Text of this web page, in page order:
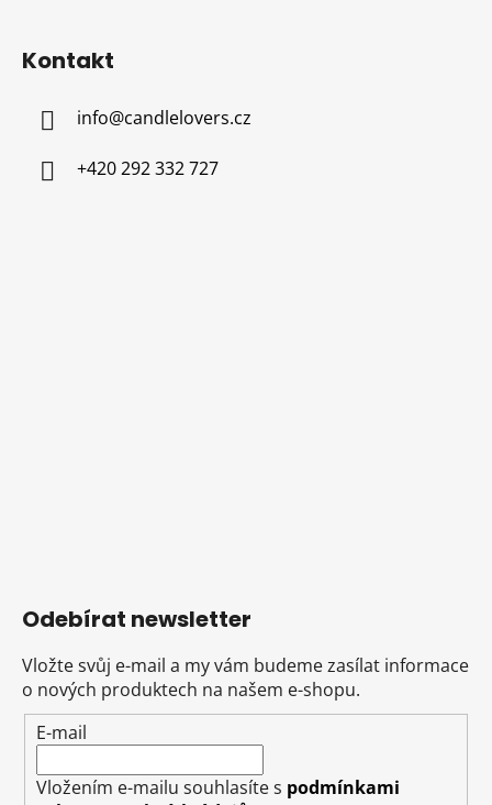
Kontakt
info@candlelovers.cz
+420 292 332 727
Odebírat newsletter
Vložte svůj e-mail a my vám budeme zasílat informace
o nových produktech na našem e-shopu.
E-mail
Vložením e-mailu souhlasíte s podmínkami